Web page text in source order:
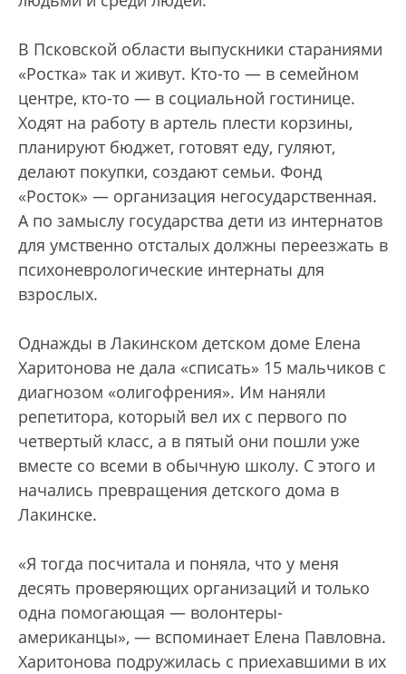
В Псковской области выпускники стараниями
«Ростка» так и живут. Кто-то — в семейном
центре, кто-то — в социальной гостинице.
Ходят на работу в артель плести корзины,
планируют бюджет, готовят еду, гуляют,
делают покупки, создают семьи. Фонд
«Росток» — организация негосударственная.
А по замыслу государства дети из интернатов
для умственно отсталых должны переезжать в
психоневрологические интернаты для
взрослых.
Однажды в Лакинском детском доме Елена
Харитонова не дала «списать» 15 мальчиков с
диагнозом «олигофрения». Им наняли
репетитора, который вел их с первого по
четвертый класс, а в пятый они пошли уже
вместе со всеми в обычную школу. С этого и
начались превращения детского дома в
Лакинске.
«Я тогда посчитала и поняла, что у меня
десять проверяющих организаций и только
одна помогающая — волонтеры-
американцы», — вспоминает Елена Павловна.
Харитонова подружилась с приехавшими в их